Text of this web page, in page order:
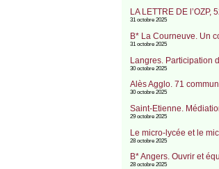
LA LETTRE DE l’OZP,
31 octobre 2025
B* La Courneuve. Un
31 octobre 2025
Langres. Participation
30 octobre 2025
Alès Agglo. 71
30 octobre 2025
Saint-Etienne.
29 octobre 2025
Le micro-lycée et le
28 octobre 2025
B* Angers. Ouvrir et
28 octobre 2025